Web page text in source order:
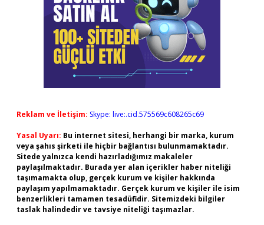
Reklam ve İletişim: Skype: live:.cid.575569c608265c69
Yasal Uyarı: Bu internet sitesi, herhangi bir marka, kurum
veya şahıs şirketi ile hiçbir bağlantısı bulunmamaktadır.
Sitede yalnızca kendi hazırladığımız makaleler
paylaşılmaktadır. Burada yer alan içerikler haber niteliği
taşımamakta olup, gerçek kurum ve kişiler hakkında
paylaşım yapılmamaktadır. Gerçek kurum ve kişiler ile isim
benzerlikleri tamamen tesadüfidir. Sitemizdeki bilgiler
taslak halindedir ve tavsiye niteliği taşımazlar.